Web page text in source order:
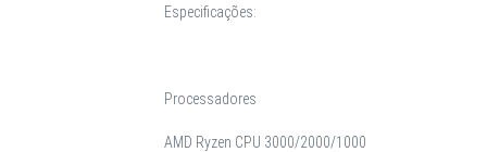
Especificações:
Processadores
AMD Ryzen CPU 3000/2000/1000